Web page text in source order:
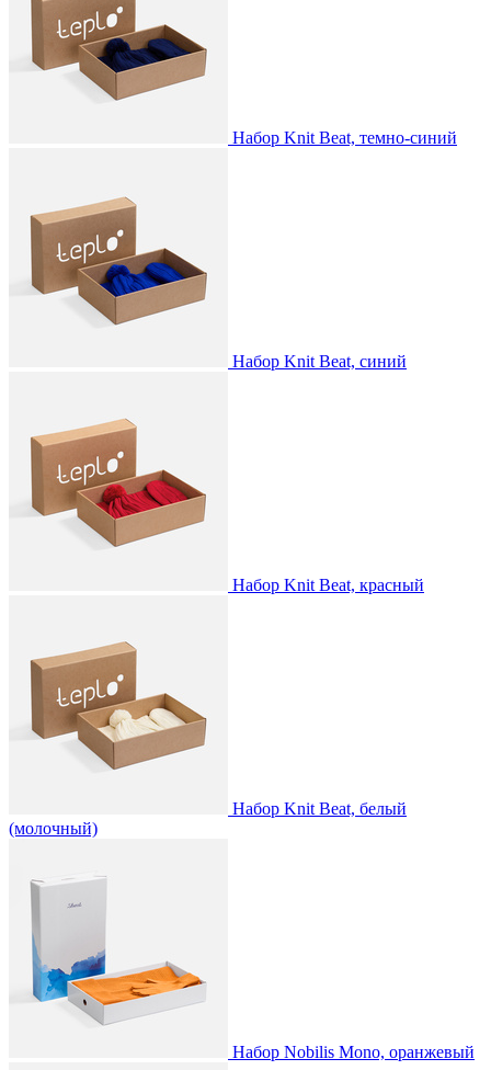
Набор Knit Beat, темно-синий
Набор Knit Beat, синий
Набор Knit Beat, красный
Набор Knit Beat, белый
(молочный)
Набор Nobilis Mono, оранжевый